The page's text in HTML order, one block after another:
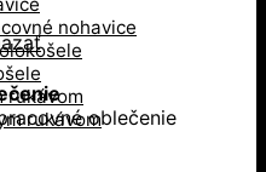
nohavice
rukávom
rukávomoblečenie